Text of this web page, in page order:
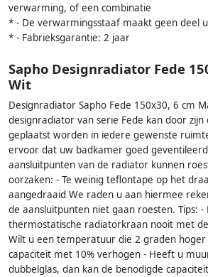
verwarming, of een combinatie
* - De verwarmingsstaaf maakt geen deel
* - Fabrieksgarantie: 2 jaar
Sapho Designradiator Fede
Wit
Designradiator Sapho Fede 150x30, 6 cm
designradiator van serie Fede kan door zijn
geplaatst worden in iedere gewenste
ervoor dat uw badkamer goed
aansluitpunten van de radiator kunnen
oorzaken: - Te weinig teflontape op het
aangedraaid We raden u aan hiermee
de aansluitpunten niet gaan roesten. Tips:
thermostatische radiatorkraan nooit met
Wilt u een temperatuur die 2 graden hoger
capaciteit met 10% verhogen - Heeft u
dubbelglas, dan kan de benodigde